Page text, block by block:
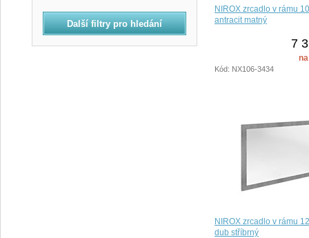
Béžová
Hnědá
Šedá
Další filtry pro hledání
NIROX zrcadlo v rámu
antracit matný
7
Kód: NX106-3434
NIROX zrcadlo v rámu
dub stříbrný